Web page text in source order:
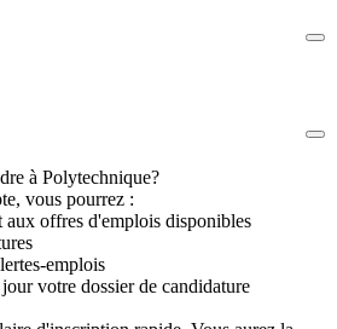
à Polytechnique?
vous pourrez :
offres d'emplois disponibles
emplois
votre dossier de candidature